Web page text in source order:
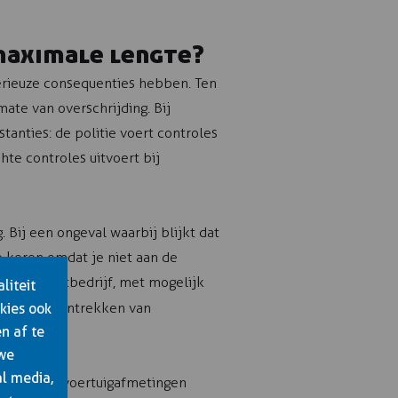
lengte?
consequenties hebben. Ten
van overschrijding. Bij
de politie voert controles
controles uitvoert bij
Bij een ongeval waarbij blijkt dat
omdat je niet aan de
transportbedrijf, met mogelijk
tijdelijk intrekken van
voertuigafmetingen
ook
af te
media,